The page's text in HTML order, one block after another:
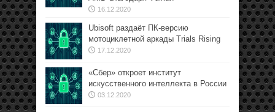
16.12.2020
Ubisoft раздаёт ПК-версию
мотоциклетной аркады Trials Rising
17.12.2020
«Сбер» откроет институт
искусственного интеллекта в России
03.12.2020